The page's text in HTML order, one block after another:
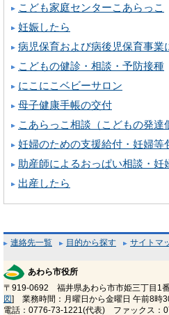
こども家庭センターこあらっこ
妊娠したら
病児保育および病後児保育事業
こどもの健診・相談・予防接種
にこにこベビーサロン
母子健康手帳の交付
こあらっこ相談（こどもの発達
妊婦のための支援給付・妊婦等
助産師によるおっぱい相談・妊
出産したら
連絡先一覧 目的から探す
サイトマ
あわら市役所
〒919-0692 福井県あわら市市姫三丁目1
図] 業務時間：月曜日から金曜日 午前8時
電話：0776-73-1221(代表) ファックス：